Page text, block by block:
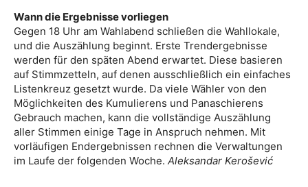
Wann die Ergebnisse vorliegen
Gegen 18 Uhr am Wahlabend schließen die Wahllokale,
und die Auszählung beginnt. Erste Trendergebnisse
werden für den späten Abend erwartet. Diese basieren
auf Stimmzetteln, auf denen ausschließlich ein einfaches
Listenkreuz gesetzt wurde. Da viele Wähler von den
Möglichkeiten des Kumulierens und Panaschierens
Gebrauch machen, kann die vollständige Auszählung
aller Stimmen einige Tage in Anspruch nehmen. Mit
vorläufigen Endergebnissen rechnen die Verwaltungen
im Laufe der folgenden Woche. Aleksandar Kerošević